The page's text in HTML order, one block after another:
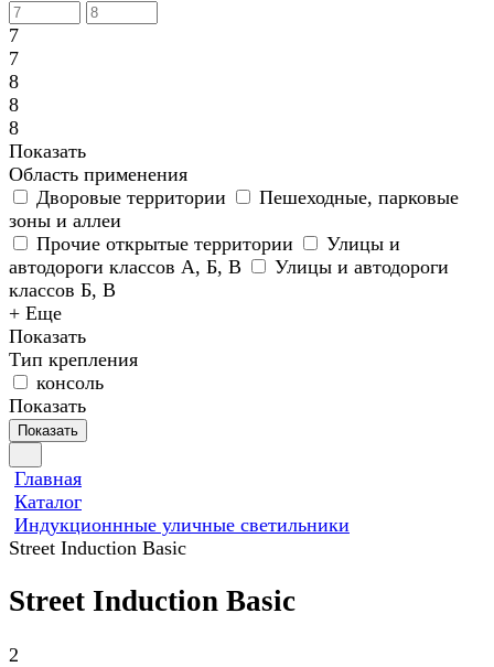
7
7
8
8
8
Показать
Область применения
Дворовые территории
Пешеходные, парковые
зоны и аллеи
Прочие открытые территории
Улицы и
автодороги классов А, Б, В
Улицы и автодороги
классов Б, В
+ Еще
Показать
Тип крепления
консоль
Показать
Показать
Главная
Каталог
Индукционнные уличные светильники
Street Induction Basic
Street Induction Basic
2